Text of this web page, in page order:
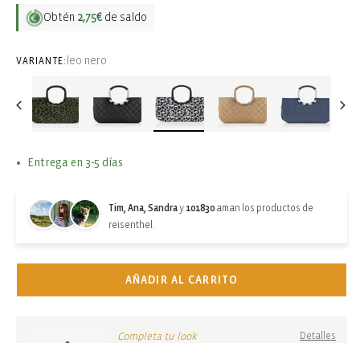
Obtén 2,75€ de saldo
VARIANTE: leo nero
Entrega en 3-5 días
Tim, Ana, Sandray 101830 aman los productos de
reisenthel.
AÑADIR AL CARRITO
Completa tu look Detalles